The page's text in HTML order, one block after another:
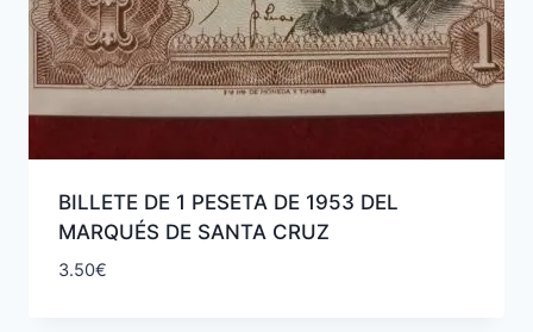
BILLETE DE 1 PESETA DE 1953 DEL
MARQUÉS DE SANTA CRUZ
3.50€